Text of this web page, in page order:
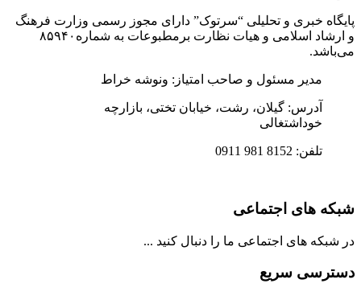
پایگاه خبری و تحلیلی “سرتوک” دارای مجوز رسمی وزارت فرهنگ
و ارشاد اسلامی و هیات نظارت برمطبوعات به شماره۸۵۹۴۰
می‌باشد.
مدیر مسئول و صاحب امتیاز: ونوشه خراط
آدرس: گیلان، رشت، خیابان تختی، بازارچه
خوداشتغالی
تلفن: 8152 981 0911
شبکه های اجتماعی
در شبکه های اجتماعی ما را دنبال کنید ...
دسترسی سریع